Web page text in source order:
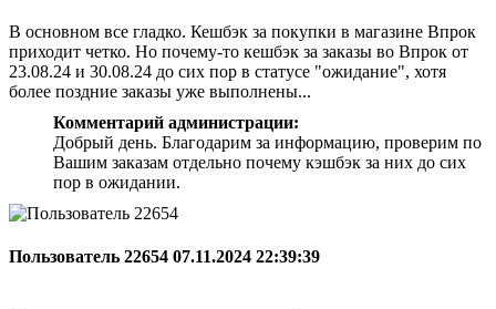
В основном все гладко. Кешбэк за покупки в магазине Впрок
приходит четко. Но почему-то кешбэк за заказы во Впрок от
23.08.24 и 30.08.24 до сих пор в статусе "ожидание", хотя
более поздние заказы уже выполнены...
Комментарий администрации:
Добрый день. Благодарим за информацию, проверим по
Вашим заказам отдельно почему кэшбэк за них до сих
пор в ожидании.
Пользователь 22654 07.11.2024 22:39:39